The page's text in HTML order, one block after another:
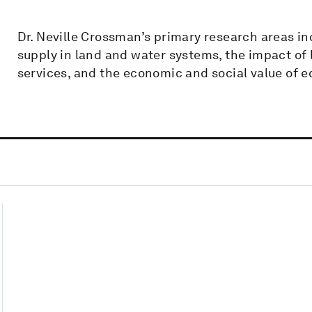
Dr. Neville Crossman’s primary research areas
supply in land and water systems, the impact
services, and the economic and social value of